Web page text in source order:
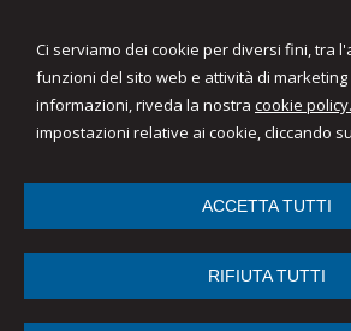
Ci serviamo dei cookie per diversi fini, tra
funzioni del sito web e attività di marketing
informazioni, riveda la nostra cookie policy.
impostazioni relative ai cookie, cliccando
ACCETTA TUTTI
RIFIUTA TUTTI